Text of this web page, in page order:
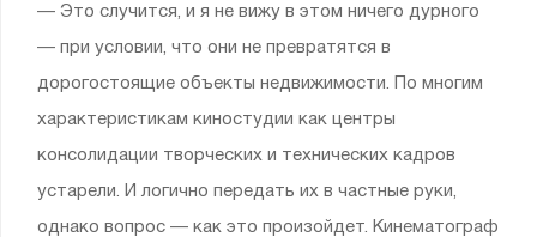
— Это случится, и я не вижу в этом ничего дурного
— при условии, что они не превратятся в
дорогостоящие объекты недвижимости. По многим
характеристикам киностудии как центры
консолидации творческих и технических кадров
устарели. И логично передать их в частные руки,
однако вопрос — как это произойдет. Кинематограф